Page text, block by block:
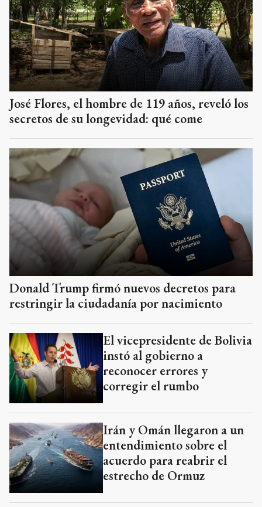
José Flores, el hombre de 119 años, reveló los
secretos de su longevidad: qué come
Donald Trump firmó nuevos decretos para
restringir la ciudadanía por nacimiento
El vicepresidente de Bolivia
instó al gobierno a
reconocer errores y
corregir el rumbo
Irán y Omán llegaron a un
entendimiento sobre el
acuerdo para reabrir el
estrecho de Ormuz